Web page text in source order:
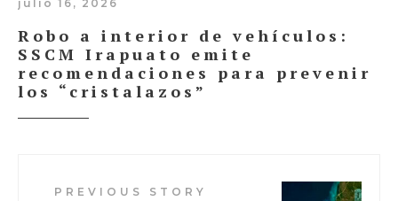
julio 16, 2026
Robo a interior de vehículos:
SSCM Irapuato emite
recomendaciones para prevenir
los “cristalazos”
PREVIOUS STORY